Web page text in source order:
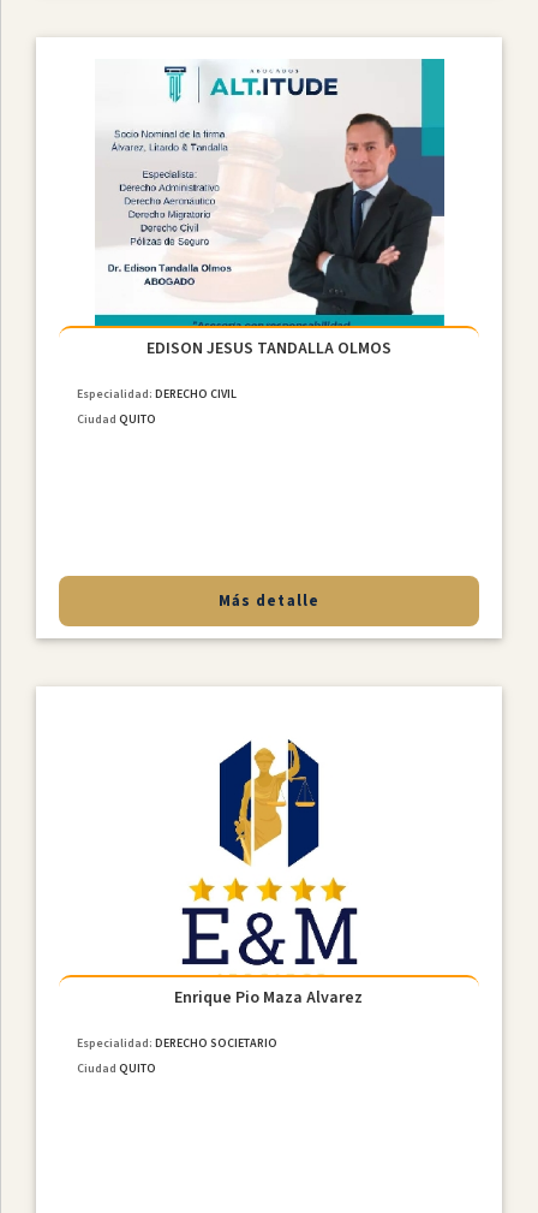
EDISON JESUS TANDALLA OLMOS
Especialidad:DERECHO CIVIL
Ciudad QUITO
Más detalle
Enrique Pio Maza Alvarez
Especialidad:DERECHO SOCIETARIO
Ciudad QUITO